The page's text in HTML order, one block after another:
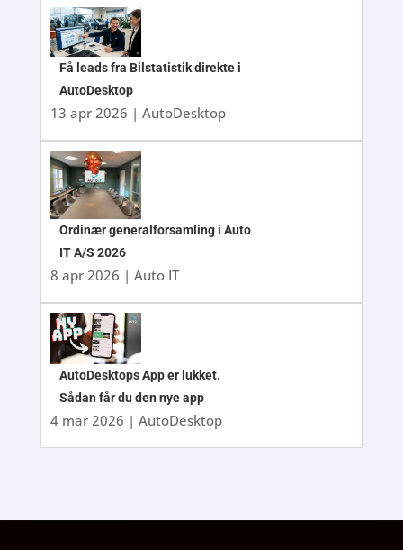
Få leads fra Bilstatistik direkte i
AutoDesktop
13 apr 2026 | AutoDesktop
Ordinær generalforsamling i Auto
IT A/S 2026
8 apr 2026 | Auto IT
AutoDesktops App er lukket.
Sådan får du den nye app
4 mar 2026 | AutoDesktop